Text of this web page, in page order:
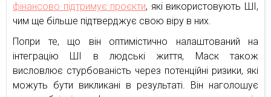
фінансово підтримує проєкти, які використовують ШІ,
чим ще більше підтверджує свою віру в них.
Попри те, що він оптимістично налаштований на
інтеграцію ШІ в людські життя, Маск також
висловлює стурбованість через потенційні ризики, які
можуть бути викликані в результаті. Він наголошує